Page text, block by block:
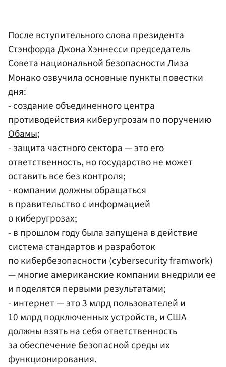
После вступительного слова президента
Стэнфорда Джона Хэннесси председатель
Совета национальной безопасности Лиза
Монако озвучила основные пункты повестки
дня:
- создание объединенного центра
противодействия киберугрозам по поручению
Обамы;
- защита частного сектора — это его
ответственность, но государство не может
оставить все без контроля;
- компании должны обращаться
в правительство с информацией
о киберугрозах;
- в прошлом году была запущена в действие
система стандартов и разработок
по кибербезопасности (cybersecurity framwork)
— многие американские компании внедрили ее
и поделятся первыми результатами;
- интернет — это 3 млрд пользователей и
10 млрд подключенных устройств, и США
должны взять на себя ответственность
за обеспечение безопасной среды их
функционирования.